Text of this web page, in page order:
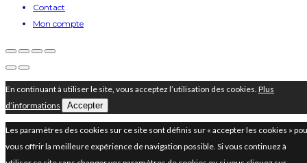
Contact
Mon compte
En continuant à utiliser le site, vous acceptez l’utilisation des cookies. Plus
d’informations
Accepter
Les paramètres des cookies sur ce site sont définis sur « accepter les cookies »
vous offrir la meilleure expérience de navigation possible. Si vous continuez à